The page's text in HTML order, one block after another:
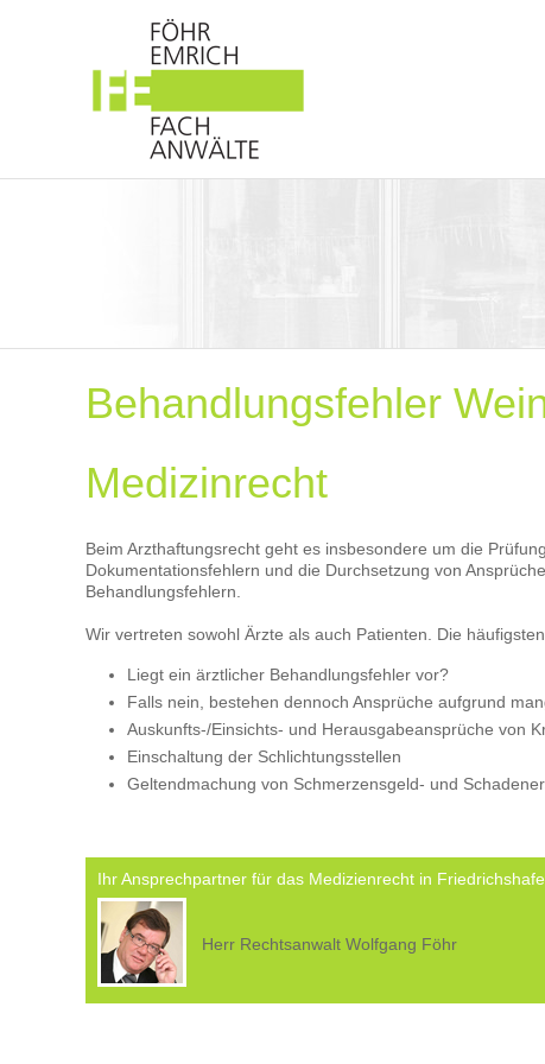
Behandlungsfehler
Medizinrecht
Beim Arzthaftungsrecht geht es insbesondere um die
Dokumentationsfehlern und die Durchsetzung von
Behandlungsfehlern.
Wir vertreten sowohl Ärzte als auch Patienten. Die
Liegt ein ärztlicher Behandlungsfehler vor?
Falls nein, bestehen dennoch Ansprüche aufgrund
Auskunfts-/Einsichts- und Herausgabeansprüche von
Einschaltung der Schlichtungsstellen
Geltendmachung von Schmerzensgeld- und
Ihr Ansprechpartner für das Medizienrecht in
Herr Rechtsanwalt Wolfgang Föhr